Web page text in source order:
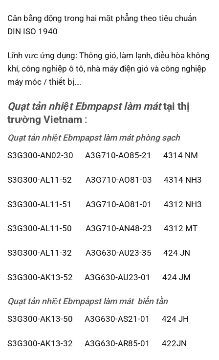
Cân bằng động trong hai mặt phẳng theo tiêu chuẩn
DIN ISO 1940
Lĩnh vực ứng dụng: Thông gió, làm lạnh, điều hòa không
khí, công nghiệp ô tô, nhà máy điện gió và công nghiệp
máy móc / thiết bị….
Quạt tản nhiệt Ebmpapstlàm mát tại thị
trường Vietnam :
Quạt tản nhiệt Ebmpapstlàm mát phòng sạch
S3G300-AN02-30 A3G710-AO85-21 4314 NM
S3G300-AL11-52 A3G710-AO81-03 4314 NH3
S3G300-AL11-51 A3G710-AO81-01 4312 NH3
S3G300-AL11-50 A3G710-AN48-23 4312 MT
S3G300-AL11-32 A3G630-AU23-35 424 JN
S3G300-AK13-52 A3G630-AU23-01 424 JM
Quạt tản nhiệt Ebmpapstlàm mát biến tần
S3G300-AK13-50 A3G630-AS21-01 424 JH
S3G300-AK13-32 A3G630-AR85-01 422JN